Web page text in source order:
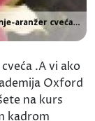
.A vi ako
Oxford
na kurs
kadrom